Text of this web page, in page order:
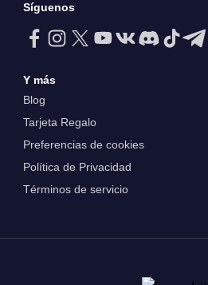
Síguenos
Y más
Blog
Tarjeta Regalo
Preferencias de cookies
Política de Privacidad
Términos de servicio